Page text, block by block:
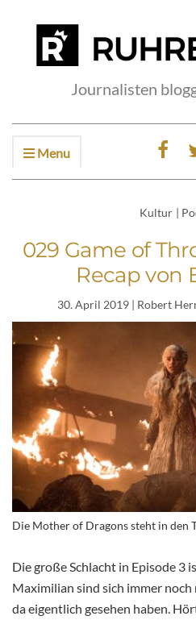
Journalisten
Menu
Kultur |
029 Game of
Recap von
30. April 2019 | Robert
Die Mother of Dragons steht in den
Die große Schlacht in Episode 3
Maximilian sind sich immer noch
da eigentlich gesehen haben.